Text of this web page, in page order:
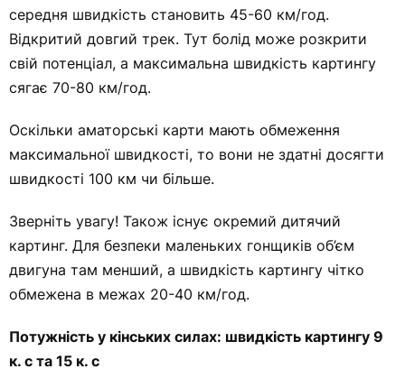
середня швидкість становить 45-60 км/год.
Відкритий довгий трек. Тут болід може розкрити
свій потенціал, а максимальна швидкість картингу
сягає 70-80 км/год.
Оскільки аматорські карти мають обмеження
максимальної швидкості, то вони не здатні досягти
швидкості 100 км чи більше.
Зверніть увагу! Також існує окремий дитячий
картинг. Для безпеки маленьких гонщиків об’єм
двигуна там менший, а швидкість картингу чітко
обмежена в межах 20-40 км/год.
Потужність у кінських силах: швидкість картингу 9
к. с та 15 к. с